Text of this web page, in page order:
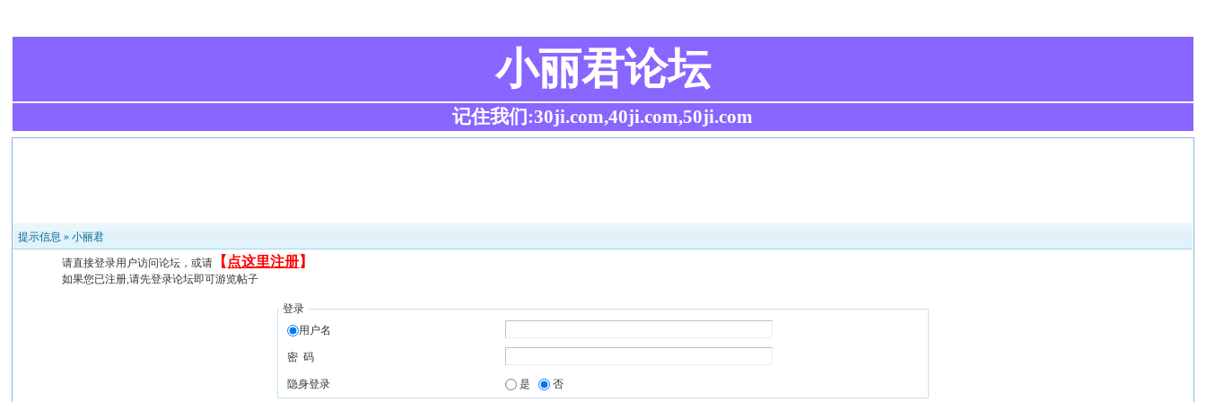
小丽君论坛
记住我们:30ji.com,40ji.com,50ji.com
提示信息 »小丽君
请直接登录用户访问论坛，或请 【 点这里注册】
如果您已注册,请先登录论坛即可游览帖子
登录
用户名
密 码
隐身登录 是 否